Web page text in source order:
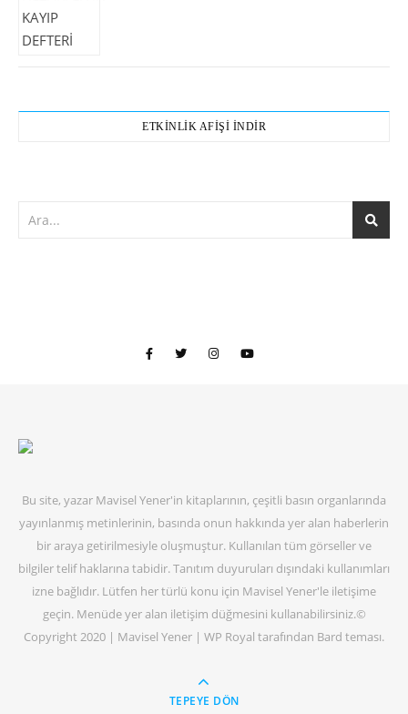
ETKİNLİK AFİŞİ İNDİR
Bu site, yazar Mavisel Yener'in kitaplarının, çeşitli basın organlarında
yayınlanmış metinlerinin, basında onun hakkında yer alan haberlerin
bir araya getirilmesiyle oluşmuştur. Kullanılan tüm görseller ve
bilgiler telif haklarına tabidir. Tanıtım duyuruları dışındaki kullanımları
izne bağlıdır. Lütfen her türlü konu için Mavisel Yener'le iletişime
geçin. Menüde yer alan iletişim düğmesini kullanabilirsiniz.©
Copyright 2020 | Mavisel Yener | WP Royal tarafından Bard teması.
TEPEYE DÖN